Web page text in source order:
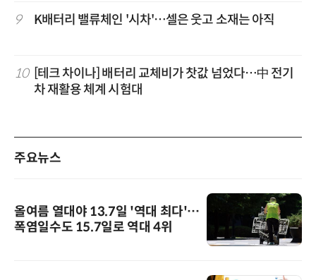
9 K배터리 밸류체인 '시차'…셀은 웃고 소재는 아직
10
[테크 차이나] 배터리 교체비가 찻값 넘었다…中 전기
차 재활용 체계 시험대
주요뉴스
올여름 열대야 13.7일 '역대 최다'…
폭염일수도 15.7일로 역대 4위